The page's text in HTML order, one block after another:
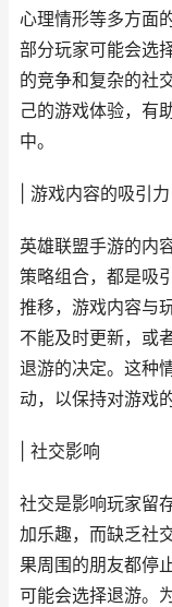
心理情形等多方面
部分玩家可能会选
的竞争和复杂的社
己的游戏体验，有
中。
| 游戏内容的吸引力
英雄联盟手游的内
策略组合，都是吸
推移，游戏内容与
不能及时更新，或
退游的决定。这种
动，以保持对游戏
| 社交影响
社交是影响玩家留
加乐趣，而缺乏社
果周围的朋友都停
可能会选择退游。